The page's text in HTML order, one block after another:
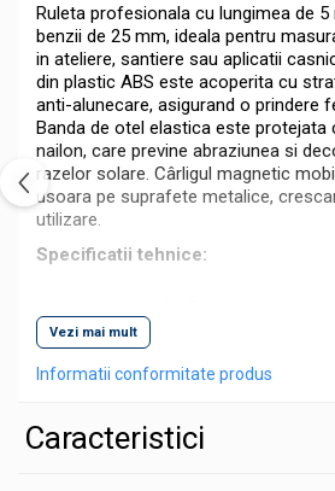
Ruleta profesionala cu lungimea de
benzii de 25 mm, ideala pentru
in ateliere, santiere sau aplicatii
din plastic ABS este acoperita cu
anti-alunecare, asigurand o prindere
Banda de otel elastica este protejata
nailon, care previne abraziunea si
razelor solare. Cârligul magnetic
usoara pe suprafete metalice,
utilizare.
Specificatii tehnice:
Latime banda: 25 mm
Material banda: otel elastic, finisaj
Precizie: clasa II
Vezi mai mult
Informatii conformitate produs
Caracteristici